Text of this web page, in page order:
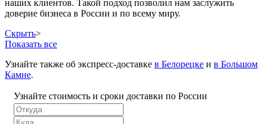
наших клиентов. Такой подход позволил нам заслужить
доверие бизнеса в России и по всему миру.
Скрыть>
Показать все
Узнайте также об экспресс-доставке в Белорецке и в Большом
Камне.
Узнайте стоимость и сроки доставки по России